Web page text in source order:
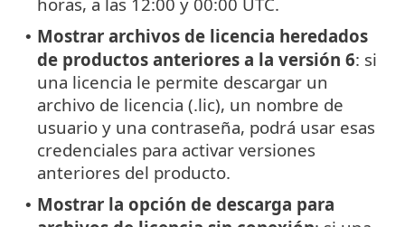
• Mostrar archivos de licencia heredados
de productos anteriores a la versión 6: si
una licencia le permite descargar un
archivo de licencia (.lic), un nombre de
usuario y una contraseña, podrá usar esas
credenciales para activar versiones
anteriores del producto.
• Mostrar la opción de descarga para